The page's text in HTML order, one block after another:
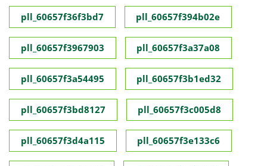
pll_60657f36f3bd7 pll_60657f394b02e
pll_60657f3967903 pll_60657f3a37a08
pll_60657f3a54495 pll_60657f3b1ed32
pll_60657f3bd8127 pll_60657f3c005d8
pll_60657f3d4a115 pll_60657f3e133c6